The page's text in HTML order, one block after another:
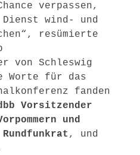
verpassen,
wind- und
resümierte
von Schleswig
Worte für das
fanden
Vorsitzender
und
, und